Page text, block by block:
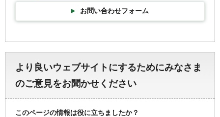
お問い合わせフォーム
より良いウェブサイトにするためにみなさま
のご意見をお聞かせください
このページの情報は役に立ちましたか？